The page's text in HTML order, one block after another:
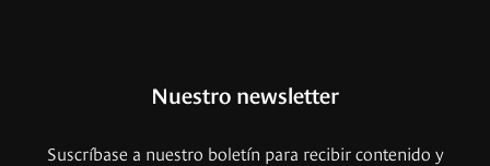
Nuestro newsletter
Suscríbase a nuestro boletín para recibir contenido y